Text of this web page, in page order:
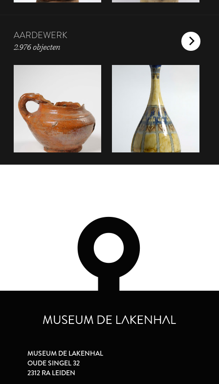
AARDEWERK
2.976 objecten
MUSEUM DE LAKENHAL
OUDE SINGEL 32
2312 RA LEIDEN